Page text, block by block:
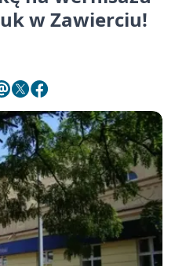
w Zawierciu!